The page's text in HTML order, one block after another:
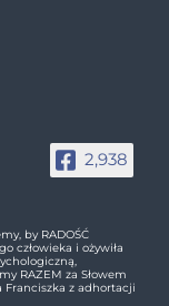
2,938
by RADOŚĆ
człowieka i ożywiła
RAZEM za Słowem
Franciszka z adhortacji